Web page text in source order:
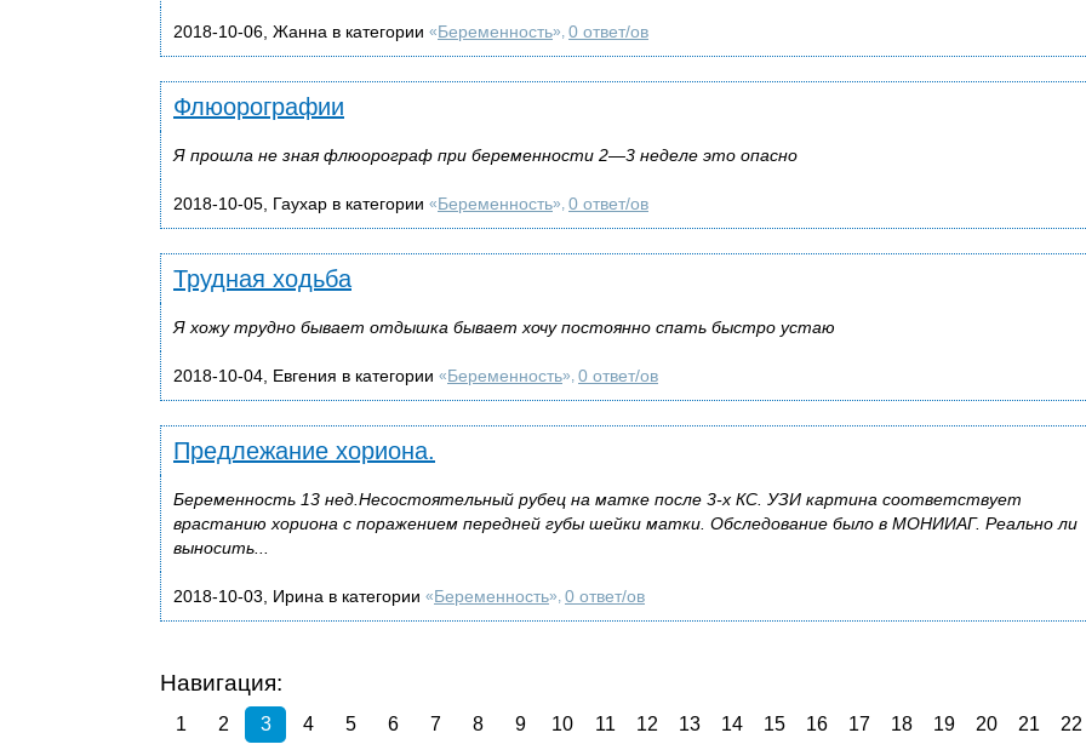
2018-10-06, Жанна в категории «Беременность», 0 ответ/ов
Флюорографии
Я прошла не зная флюорограф при беременности 2—3 неделе это опасно
2018-10-05, Гаухар в категории «Беременность», 0 ответ/ов
Трудная ходьба
Я хожу трудно бывает отдышка бывает хочу постоянно спать быстро устаю
2018-10-04, Евгения в категории «Беременность», 0 ответ/ов
Предлежание хориона.
Беременность 13 нед.Несостоятельный рубец на матке после 3-х КС. УЗИ картина соответствует
врастанию хориона с поражением передней губы шейки матки. Обследование было в МОНИИАГ. Реально ли
выносить...
2018-10-03, Ирина в категории «Беременность», 0 ответ/ов
Навигация:
1 2 3 4 5 6 7 8 9 10 11 12 13 14 15 16 17 18 19 20 21
22